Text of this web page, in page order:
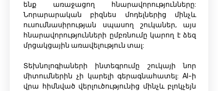
ենք առաջացող հնարավորությունները:
Նորարարական բիզնես մոդելներից մինչև
ուսումնասիրության սպասող շուկաներ, այս
հնարավորությունների ըմբռնումը կարող է ձեզ
մրցակցային առավելություն տալ:
Տեխնոլոգիաների ինտեգրումը շուկայի նոր
միտումներին չի կարելի գերագնահատել: AI-ի
վրա հիմնված վերլուծությունից մինչև բլոկչեյն